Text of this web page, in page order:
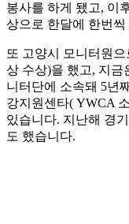
봉사를 하게 됐고, 이
상으로 한달에 한번
또 고양시 모니터원으
상 수상)을 했고, 지금
니터단에 소속돼 5년
강지원센타( YWCA
있습니다. 지난해 경
도 했습니다.